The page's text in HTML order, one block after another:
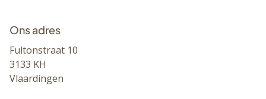
Ons adres
Fultonstraat 10
3133 KH
Vlaardingen